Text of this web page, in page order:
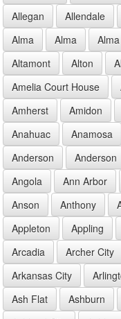
Allegan
Allendale
Alma
Alma Alma
Altamont
Alton
Amelia Court House
Amherst
Amidon
Anahuac
Anamosa
Anderson
Anderson
Angola
Ann Arbor
Anson
Anthony
Appleton
Appling
Arcadia
Archer City
Arkansas City
Ash Flat
Ashburn